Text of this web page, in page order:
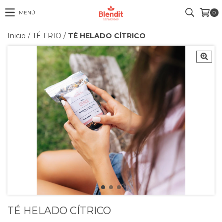
MENÚ 0
Inicio / TÉ FRIO / TÉ HELADO CÍTRICO
TÉ HELADO CÍTRICO